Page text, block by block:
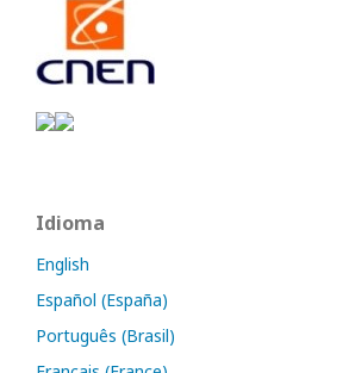
Idioma
English
Español (España)
Português (Brasil)